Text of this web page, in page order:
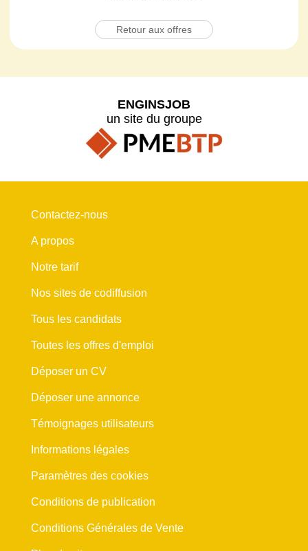
Retour aux offres
ENGINSJOB
un site du groupe
Contactez-nous
A propos
Notre tarif
Nos sites de codiffusion
Tous les candidats
Toutes les offres d'emploi
Déposer un CV
Déposer une annonce
Témoignages utilisateurs
Informations légales
Paramètres des cookies
Conditions de publication
Conditions Générales de Vente